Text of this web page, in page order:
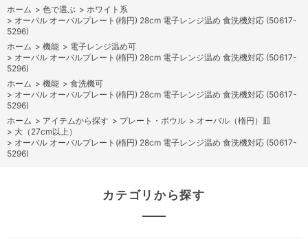
ホーム > 色で選ぶ > ホワイト系
> オーバル オーバルプレート(楕円) 28cm 電子レンジ温め 食洗機対応 (50617-
5296)
ホーム > 機能 > 電子レンジ温め可
> オーバル オーバルプレート(楕円) 28cm 電子レンジ温め 食洗機対応 (50617-
5296)
ホーム > 機能 > 食洗機可
> オーバル オーバルプレート(楕円) 28cm 電子レンジ温め 食洗機対応 (50617-
5296)
ホーム > アイテムから探す > プレート・ボウル > オーバル（楕円）皿
> 大（27cm以上）
> オーバル オーバルプレート(楕円) 28cm 電子レンジ温め 食洗機対応 (50617-
5296)
カテゴリから探す